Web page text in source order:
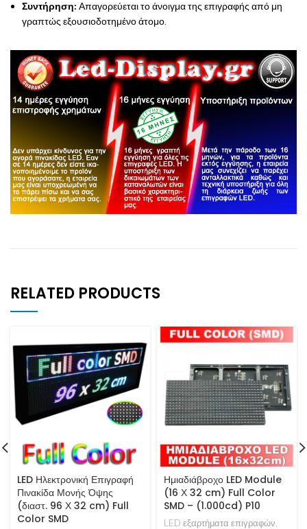
Συντήρηση: Απαγορεύεται το άνοιγμα της επιγραφής από μη
γραπτώς εξουσιοδοτημένο άτομο.
RELATED PRODUCTS
LED Ηλεκτρονική Επιγραφή
Πινακίδα Μονής Όψης
(διαστ. 96 Χ 32 cm) Full
Color SMD
Ημιαδιάβροχο LED Module
(16 Χ 32 cm) Full Color
SMD – (1.000cd) P10
LED εξαρτήματα επιγραφών